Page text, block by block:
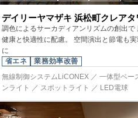
デイリーヤマザキ 浜松町クレアタ
調色によるサーカディアンリズムの創出で
健康と快適性に配慮。 空間演出と節電も
に
省エネ
業務効率改善
無線制御システムLiCONEX ／ 一体型ベー
ンライト ／ スポットライト ／ LED電球